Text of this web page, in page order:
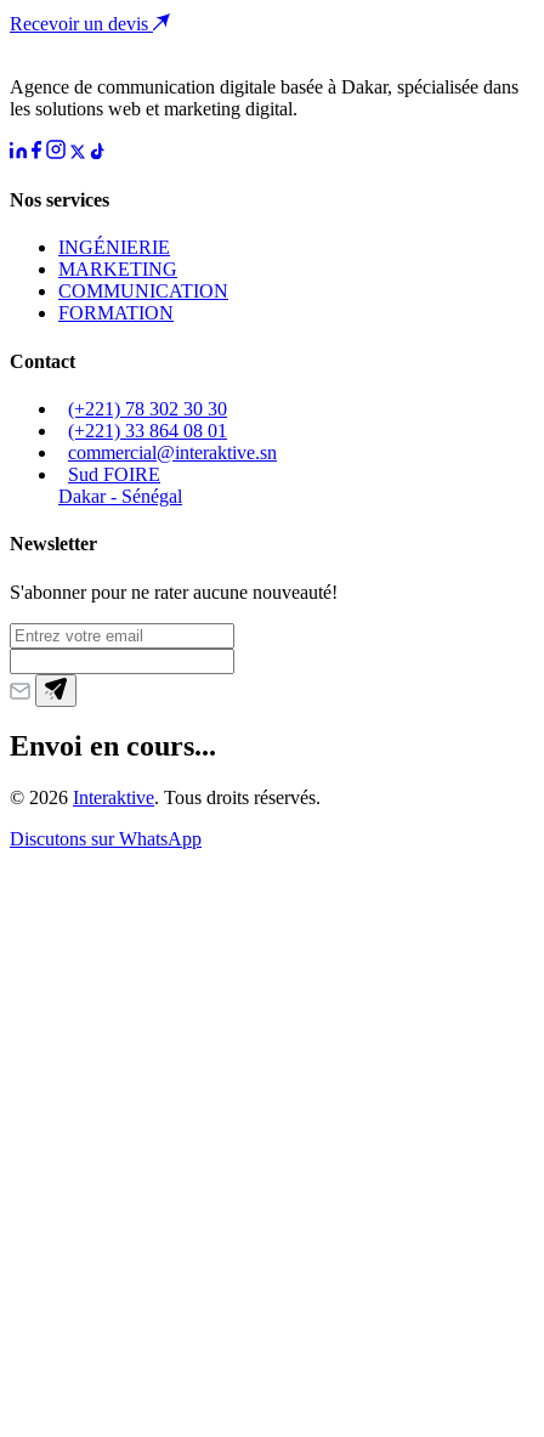
Recevoir un devis
Agence de communication digitale basée à Dakar, spécialisée dans
les solutions web et marketing digital.
Nos services
INGÉNIERIE
MARKETING
COMMUNICATION
FORMATION
Contact
(+221) 78 302 30 30
(+221) 33 864 08 01
commercial@interaktive.sn
Sud FOIRE
Dakar - Sénégal
Newsletter
S'abonner pour ne rater aucune nouveauté!
Envoi en cours...
© 2026 Interaktive. Tous droits réservés.
Discutons sur WhatsApp